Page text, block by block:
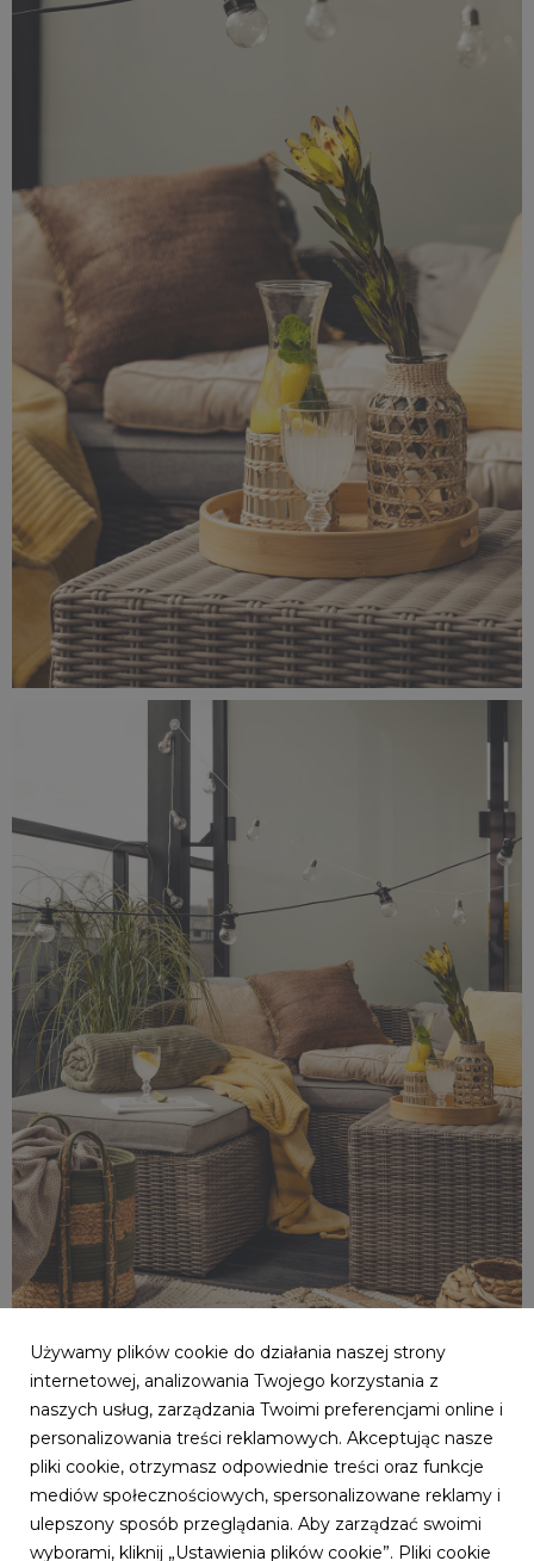
_56A0744.jpeg
_56A0743.jpeg
9,09 MB
Używamy plików cookie do działania naszej strony
internetowej, analizowania Twojego korzystania z
naszych usług, zarządzania Twoimi preferencjami online i
personalizowania treści reklamowych. Akceptując nasze
pliki cookie, otrzymasz odpowiednie treści oraz funkcje
mediów społecznościowych, spersonalizowane reklamy i
ulepszony sposób przeglądania. Aby zarządzać swoimi
wyborami, kliknij „Ustawienia plików cookie”. Pliki cookie